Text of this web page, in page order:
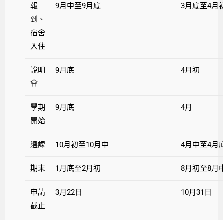
報
到、
宿舍
入住
9月中至9月底 3月底至4月
說明
會
9月底 4月初
學期
開始
9月底 4月
選課 10月初至10月中 4月中至4月
期末 1月底至2月初 8月初至8月
申請
截止
3月22日 10月31日